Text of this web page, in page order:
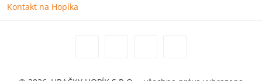
Kontakt na Hopíka